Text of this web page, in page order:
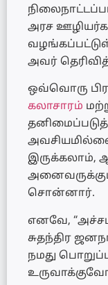
அரச
அவர்
ஒவ்வொரு
கலாசாரம்
இருக்கலாம்,
சொன்னார்.
எனவே,
சுதந்திர
நமது